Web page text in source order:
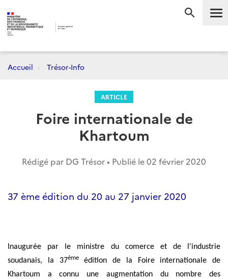
Accueil Trésor-Info
ARTICLE
Foire internationale de
Khartoum
Rédigé par DG Trésor • Publié le02 février 2020
37 ème édition du 20 au 27 janvier 2020
Inaugurée par le ministre du comerce et de l'industrie
soudanais, la 37èmeédition de la Foire internationale de
Khartoum a connu une augmentation du nombre des